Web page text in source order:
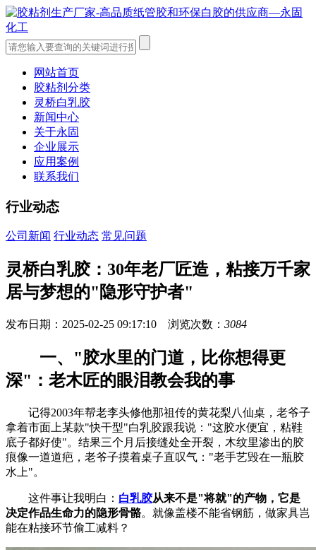
网站首页
胶粘剂分类
灵桥白乳胶
新闻中心
关于永固
企业展示
应用案例
联系我们
行业动态
公司新闻 行业动态 常见问题
灵桥白乳胶：30年老厂匠造，粘接万千家
居与梦想的"隐形守护者"
发布日期：2025-02-25 09:17:10 浏览次数： 3084
一、"胶水里的门道，比你想得更
深"：老木匠的眼泪教会我的事
记得2003年帮老李头修他那祖传的黄花梨八仙桌，老爷子
拿着市面上某款"快干型"白乳胶跟我说："这胶水便宜，粘鞋
底子都好使"。结果三个月后接缝处全开裂，木纹里渗出的胶
痕像一道道疤，老爷子摸着桌子直叹气："老手艺毁在一瓶胶
水上"。
这件事让我明白： 白乳胶从来不是"将就"的产物，它是
决定作品生命力的隐形骨骼。就像盖楼不能省钢筋，做家具岂
能在粘接环节偷工减料？